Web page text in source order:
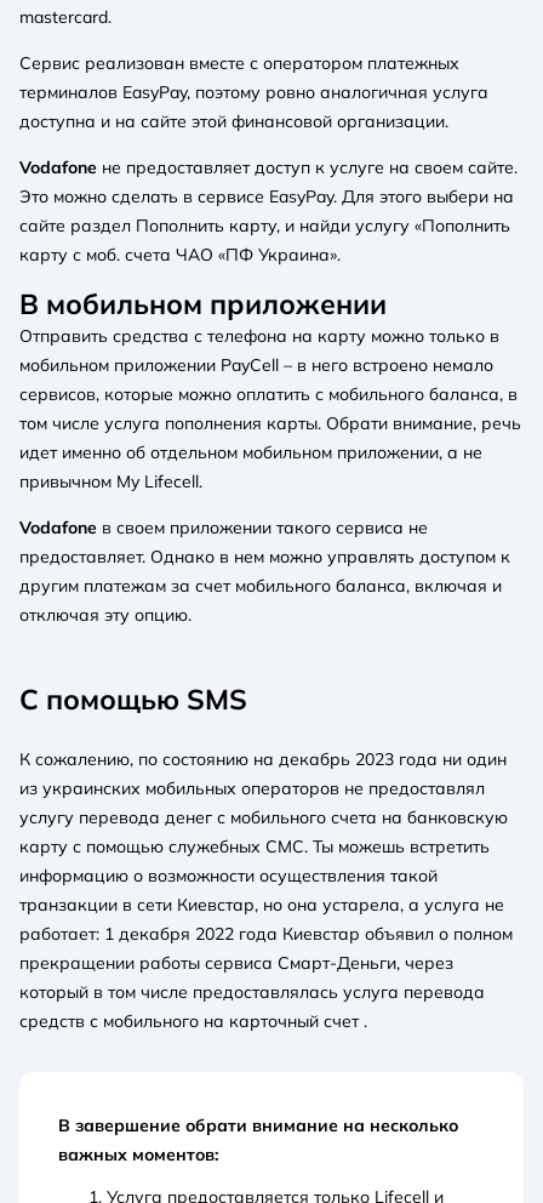
mastercard.
Сервис реализован вместе с оператором платежных
терминалов EasyPay, поэтому ровно аналогичная услуга
доступна и на сайте этой финансовой организации.
Vodafone не предоставляет доступ к услуге на своем сайте.
Это можно сделать в сервисе EasyPay. Для этого выбери на
сайте раздел Пополнить карту, и найди услугу «Пополнить
карту с моб. счета ЧАО «ПФ Украина».
В мобильном приложении
Отправить средства с телефона на карту можно только в
мобильном приложении PayCell – в него встроено немало
сервисов, которые можно оплатить с мобильного баланса, в
том числе услуга пополнения карты. Обрати внимание, речь
идет именно об отдельном мобильном приложении, а не
привычном My Lifecell.
Vodafone в своем приложении такого сервиса не
предоставляет. Однако в нем можно управлять доступом к
другим платежам за счет мобильного баланса, включая и
отключая эту опцию.
С помощью SMS
К сожалению, по состоянию на декабрь 2023 года ни один
из украинских мобильных операторов не предоставлял
услугу перевода денег с мобильного счета на банковскую
карту с помощью служебных СМС. Ты можешь встретить
информацию о возможности осуществления такой
транзакции в сети Киевстар, но она устарела, а услуга не
работает: 1 декабря 2022 года Киевстар объявил о полном
прекращении работы сервиса Смарт-Деньги, через
который в том числе предоставлялась услуга перевода
средств с мобильного на карточный счет .
В завершение обрати внимание на несколько
важных моментов:
Услуга предоставляется только Lifecell и